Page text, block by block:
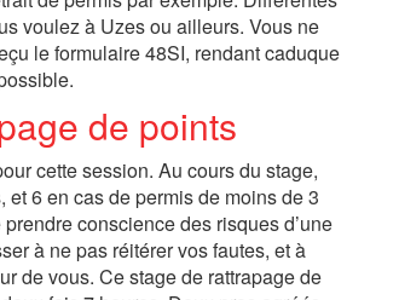
voulez à Uzes ou ailleurs. Vous ne
le formulaire 48SI, rendant caduque
de points
cette session. Au cours du stage,
6 en cas de permis de moins de 3
conscience des risques d’une
à ne pas réitérer vos fautes, et à
de vous. Ce stage de rattrapage de